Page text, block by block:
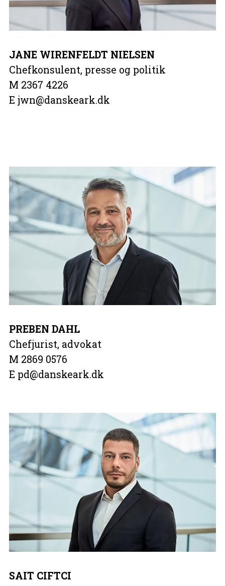
JANE WIRENFELDT NIELSEN
Chefkonsulent, presse og politik
M 2367 4226
E jwn@danskeark.dk
PREBEN DAHL
Chefjurist, advokat
M 2869 0576
E pd@danskeark.dk
SAIT CIFTCI